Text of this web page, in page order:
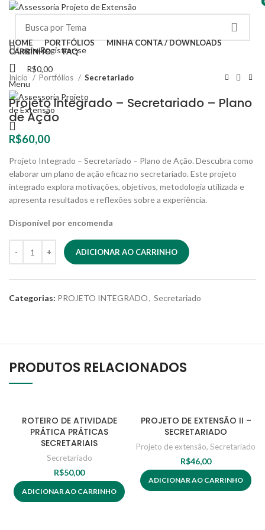
Login/Registrar-se
R$0,00
Menu
HOME PORTFÓLIOS
MINHA CONTA / DOWNLOADS
CARRINHO
FAQ
Início Portfólios Secretariado
Projeto Integrado – Secretariado – Plano
de Ação
R$60,00
Projeto Integrado – Secretariado – Plano de Ação. Descubra como
elaborar um plano de ação eficaz no secretariado. Este projeto
integrado explora motivações, objetivos, metodologia utilizada e
apresenta resultados e reflexões sobre a experiência.
Disponível por encomenda
ADICIONAR AO CARRINHO
Categorias: PROJETO INTEGRADO, Secretariado
PRODUTOS RELACIONADOS
ROTEIRO DE ATIVIDADE
PRÁTICA PRÁTICAS
SECRETARIAIS
Secretariado
R$50,00
ADICIONAR AO CARRINHO
PROJETO DE EXTENSÃO II –
SECRETARIADO
Projeto de extensão, Secretariado
R$46,00
ADICIONAR AO CARRINHO